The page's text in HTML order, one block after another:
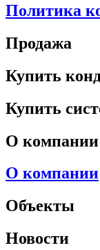
Политика
Продажа
Купить
Купить
О компании
О компании
Объекты
Новости